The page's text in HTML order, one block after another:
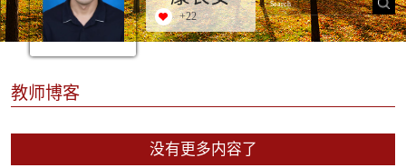
+22
教师博客
没有更多内容了